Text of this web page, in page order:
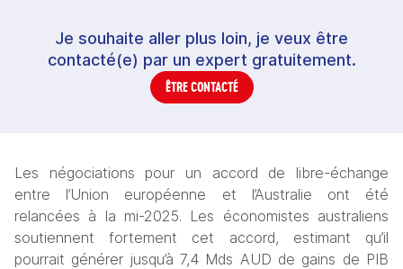
Je souhaite aller plus loin, je veux être
contacté(e) par un expert gratuitement.
ÊTRE CONTACTÉ
Les négociations pour un accord de libre-échange
entre l’Union européenne et l’Australie ont été
relancées à la mi-2025. Les économistes australiens
soutiennent fortement cet accord, estimant qu’il
pourrait générer jusqu’à 7,4 Mds AUD de gains de PIB